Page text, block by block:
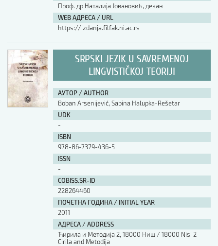
Проф. др Наталија Јовановић, декан
WEB АДРЕСА / URL
https://izdanja.filfak.ni.ac.rs
SRPSKI JEZIK U SAVREMENOJ
LINGVISTIČKOJ TEORIJI
АУТОР / AUTHOR
Boban Arsenijević, Sabina Halupka-Rešetar
UDK
-
ISBN
978-86-7379-436-5
ISSN
-
COBISS.SR-ID
228264460
ПОЧЕТНА ГОДИНА / INITIAL YEAR
2011
АДРЕСА / ADDRESS
Ћирила и Методија 2, 18000 Ниш / 18000 Nis, 2
Cirila and Metodija